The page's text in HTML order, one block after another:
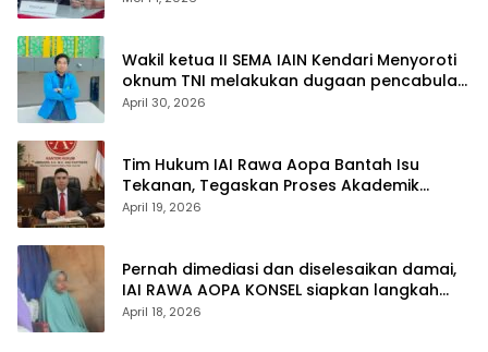
Wakil ketua II SEMA IAIN Kendari Menyoroti
oknum TNI melakukan dugaan pencabulan
anak di bawah umur
April 30, 2026
Tim Hukum IAI Rawa Aopa Bantah Isu
Tekanan, Tegaskan Proses Akademik
Mahasiswi Tetap Berjalan
April 19, 2026
Pernah dimediasi dan diselesaikan damai,
IAI RAWA AOPA KONSEL siapkan langkah
hukum atas polemik yang kembali muncul
April 18, 2026